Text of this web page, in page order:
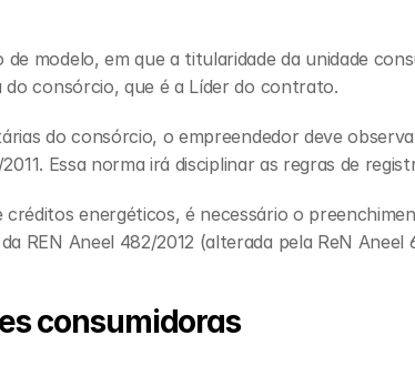
modelo, em que a titularidade da unidade
consórcio, que é a Líder do contrato.
do consórcio, o empreendedor deve
2011. Essa norma irá disciplinar as regras de
créditos energéticos, é necessário o
REN Aneel 482/2012 (alterada pela ReN Aneel
consumidoras